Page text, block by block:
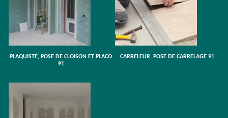
PLAQUISTE, POSE DE CLOISON ET PLACO
91
CARRELEUR, POSE DE CARRELAGE 91